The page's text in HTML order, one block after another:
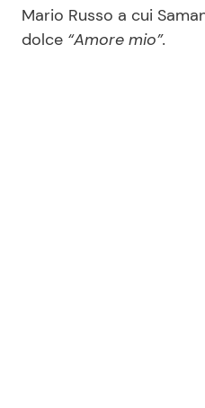
Mario Russo a cui
dolce “Amore mio”.